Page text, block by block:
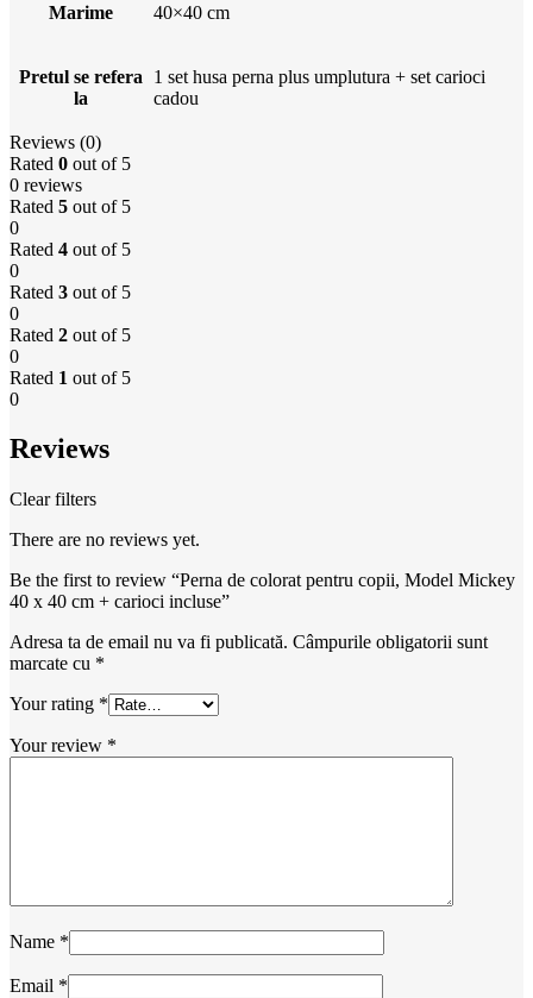
Marime 40×40 cm
Pretul se refera
la
1 set husa perna plus umplutura + set carioci
cadou
Reviews (0)
Rated 0 out of 5
0 reviews
Rated 5 out of 5
0
Rated 4 out of 5
0
Rated 3 out of 5
0
Rated 2 out of 5
0
Rated 1 out of 5
0
Reviews
Clear filters
There are no reviews yet.
Be the first to review “Perna de colorat pentru copii, Model Mickey
40 x 40 cm + carioci incluse”
Adresa ta de email nu va fi publicată. Câmpurile obligatorii sunt
marcate cu *
Your rating *
Your review *
Name *
Email *